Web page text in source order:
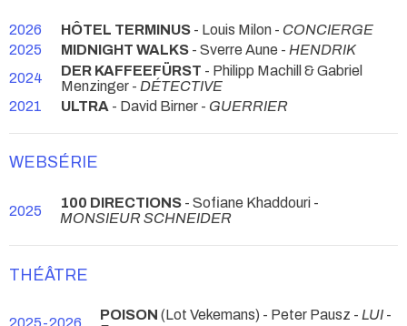
2026 HÔTEL TERMINUS - Louis Milon - CONCIERGE
2025
MIDNIGHT WALKS - Sverre Aune - HENDRIK
2024
DER KAFFEEFÜRST - Philipp Machill & Gabriel
Menzinger - DÉTECTIVE
2021
ULTRA - David Birner - GUERRIER
WEBSÉRIE
2025 100 DIRECTIONS - Sofiane Khaddouri -
MONSIEUR SCHNEIDER
THÉÂTRE
2025-2026 POISON (Lot Vekemans) - Peter Pausz - LUI -